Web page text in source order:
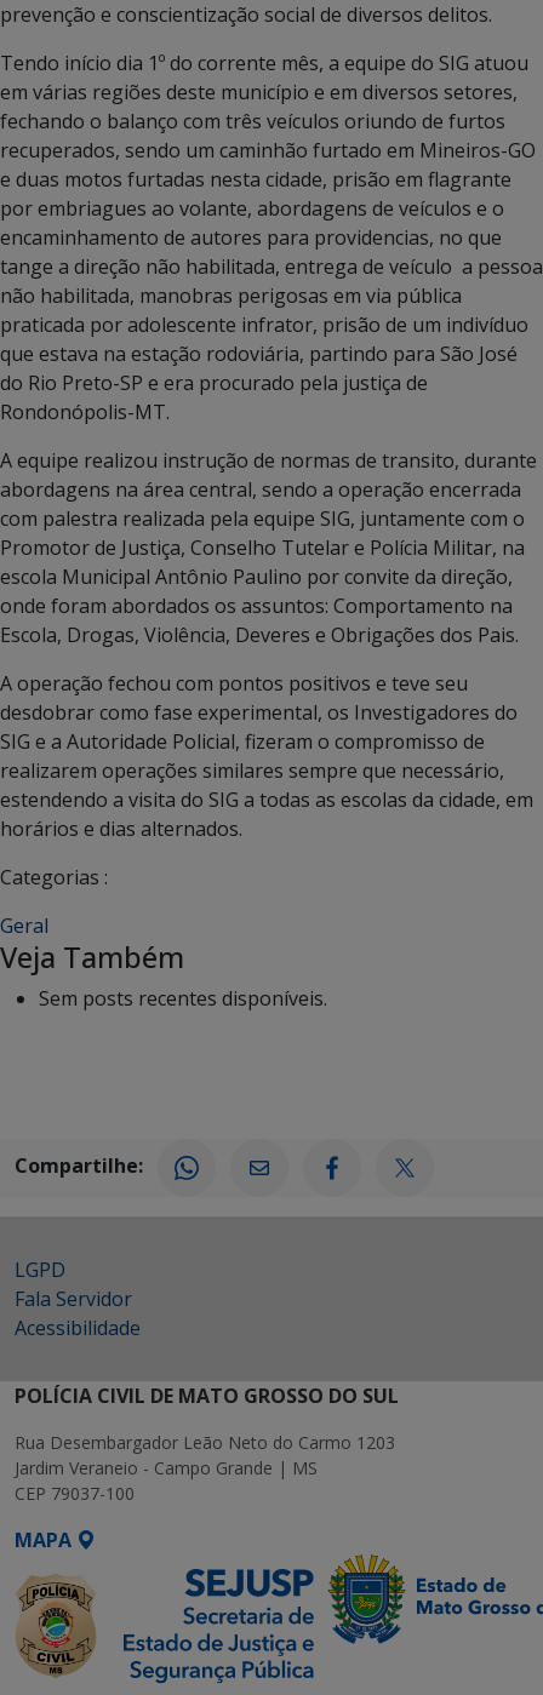
prevenção e conscientização social de diversos delitos.
Tendo início dia 1º do corrente mês, a equipe do SIG atuou
em várias regiões deste município e em diversos setores,
fechando o balanço com três veículos oriundo de furtos
recuperados, sendo um caminhão furtado em Mineiros-GO
e duas motos furtadas nesta cidade, prisão em flagrante
por embriagues ao volante, abordagens de veículos e o
encaminhamento de autores para providencias, no que
tange a direção não habilitada, entrega de veículo a pessoa
não habilitada, manobras perigosas em via pública
praticada por adolescente infrator, prisão de um indivíduo
que estava na estação rodoviária, partindo para São José
do Rio Preto-SP e era procurado pela justiça de
Rondonópolis-MT.
A equipe realizou instrução de normas de transito, durante
abordagens na área central, sendo a operação encerrada
com palestra realizada pela equipe SIG, juntamente com o
Promotor de Justiça, Conselho Tutelar e Polícia Militar, na
escola Municipal Antônio Paulino por convite da direção,
onde foram abordados os assuntos: Comportamento na
Escola, Drogas, Violência, Deveres e Obrigações dos Pais.
A operação fechou com pontos positivos e teve seu
desdobrar como fase experimental, os Investigadores do
SIG e a Autoridade Policial, fizeram o compromisso de
realizarem operações similares sempre que necessário,
estendendo a visita do SIG a todas as escolas da cidade, em
horários e dias alternados.
Categorias :
Geral
Veja Também
Sem posts recentes disponíveis.
Compartilhe:
LGPD
Fala Servidor
Acessibilidade
POLÍCIA CIVIL DE MATO GROSSO DO SUL
Rua Desembargador Leão Neto do Carmo 1203
Jardim Veraneio - Campo Grande | MS
CEP 79037-100
MAPA